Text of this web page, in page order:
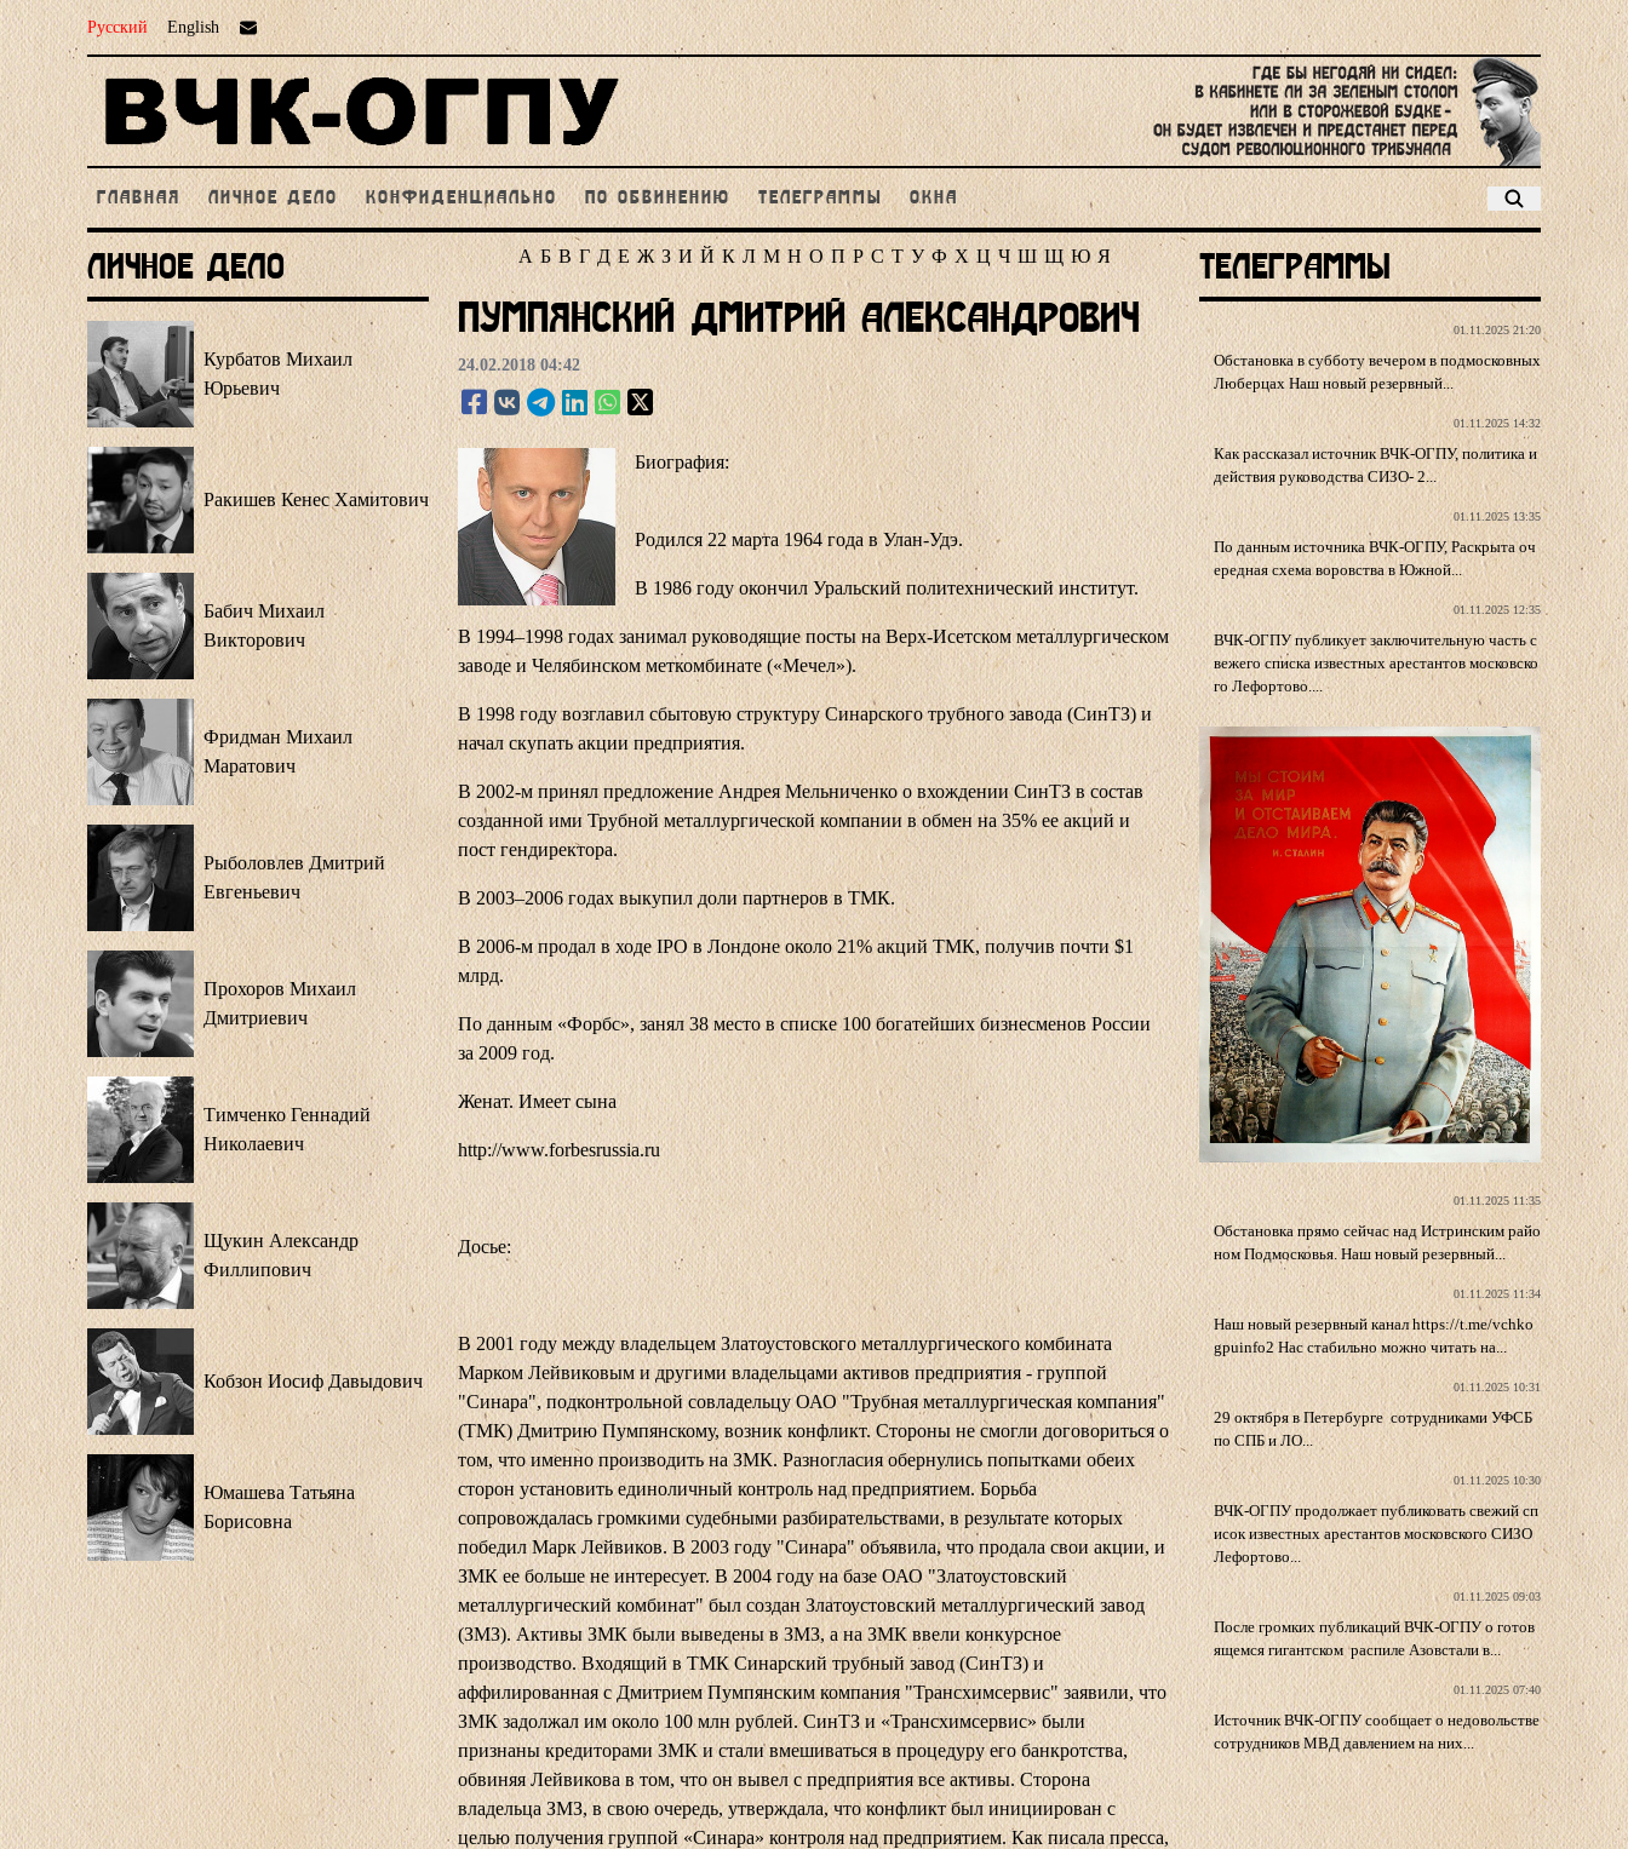
Русский English
ГЛАВНАЯ ЛИЧНОЕ ДЕЛО КОНФИДЕНЦИАЛЬНО ПО ОБВИНЕНИЮ ТЕЛЕГРАММЫ ОКНА
Личное Дело
Курбатов Михаил
Юрьевич
Ракишев Кенес Хамитович
Бабич Михаил
Викторович
Фридман Михаил
Маратович
Рыболовлев Дмитрий
Евгеньевич
Прохоров Михаил
Дмитриевич
Тимченко Геннадий
Николаевич
Щукин Александр
Филлипович
Кобзон Иосиф Давыдович
Юмашева Татьяна
Борисовна
А Б В Г Д Е Ж З И Й К Л М Н О П Р С Т У Ф Х Ц Ч Ш Щ Ю Я
Пумпянский Дмитрий Александрович
24.02.2018 04:42
Биография:
Родился 22 марта 1964 года в Улан-Удэ.
В 1986 году окончил Уральский политехнический институт.
В 1994–1998 годах занимал руководящие посты на Верх-Исетском металлургическом
заводе и Челябинском меткомбинате («Мечел»).
В 1998 году возглавил сбытовую структуру Синарского трубного завода (СинТЗ) и
начал скупать акции предприятия.
В 2002-м принял предложение Андрея Мельниченко о вхождении СинТЗ в состав
созданной ими Трубной металлургической компании в обмен на 35% ее акций и
пост гендиректора.
В 2003–2006 годах выкупил доли партнеров в ТМК.
В 2006-м продал в ходе IPO в Лондоне около 21% акций ТМК, получив почти $1
млрд.
По данным «Форбс», занял 38 место в списке 100 богатейших бизнесменов России
за 2009 год.
Женат. Имеет сына
http://www.forbesrussia.ru
Досье:
В 2001 году между владельцем Златоустовского металлургического комбината
Марком Лейвиковым и другими владельцами активов предприятия - группой
"Синара", подконтрольной совладельцу ОАО "Трубная металлургическая компания"
(ТМК) Дмитрию Пумпянскому, возник конфликт. Стороны не смогли договориться о
том, что именно производить на ЗМК. Разногласия обернулись попытками обеих
сторон установить единоличный контроль над предприятием. Борьба
сопровождалась громкими судебными разбирательствами, в результате которых
победил Марк Лейвиков. В 2003 году "Синара" объявила, что продала свои акции, и
ЗМК ее больше не интересует. В 2004 году на базе ОАО "Златоустовский
металлургический комбинат" был создан Златоустовский металлургический завод
(ЗМЗ). Активы ЗМК были выведены в ЗМЗ, а на ЗМК ввели конкурсное
производство. Входящий в ТМК Синарский трубный завод (СинТЗ) и
аффилированная с Дмитрием Пумпянским компания "Трансхимсервис" заявили, что
ЗМК задолжал им около 100 млн рублей. СинТЗ и «Трансхимсервис» были
признаны кредиторами ЗМК и стали вмешиваться в процедуру его банкротства,
обвиняя Лейвикова в том, что он вывел с предприятия все активы. Сторона
владельца ЗМЗ, в свою очередь, утверждала, что конфликт был инициирован с
целью получения группой «Синара» контроля над предприятием. Как писала пресса,
Телеграммы
01.11.2025 21:20
Обстановка в субботу вечером в подмосковных
Люберцах Наш новый резервный...
01.11.2025 14:32
Как рассказал источник ВЧК-ОГПУ, политика и
действия руководства СИЗО- 2...
01.11.2025 13:35
По данным источника ВЧК-ОГПУ, Раскрыта оч
ередная схема воровства в Южной...
01.11.2025 12:35
ВЧК-ОГПУ публикует заключительную часть с
вежего списка известных арестантов московско
го Лефортово....
01.11.2025 11:35
Обстановка прямо сейчас над Истринским райо
ном Подмосковья. Наш новый резервный...
01.11.2025 11:34
Наш новый резервный канал https://t.me/vchko
gpuinfo2 Нас стабильно можно читать на...
01.11.2025 10:31
29 октября в Петербурге сотрудниками УФСБ
по СПБ и ЛО...
01.11.2025 10:30
ВЧК-ОГПУ продолжает публиковать свежий сп
исок известных арестантов московского СИЗО
Лефортово...
01.11.2025 09:03
После громких публикаций ВЧК-ОГПУ о готов
ящемся гигантском распиле Азовстали в...
01.11.2025 07:40
Источник ВЧК-ОГПУ сообщает о недовольстве
сотрудников МВД давлением на них...